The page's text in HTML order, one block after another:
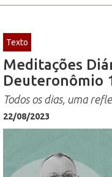
Texto
Meditações
Deuteronômio
Todos os dias, uma
22/08/2023